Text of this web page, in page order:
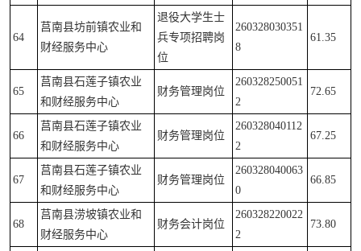
64
莒南县坊前镇农业和
财经服务中心
退役大学生士
兵专项招聘岗
位
260328030351
8
61.35
65
莒南县石莲子镇农业
和财经服务中心
财务管理岗位
260328250051
2
72.65
66
莒南县石莲子镇农业
和财经服务中心
财务管理岗位
260328040112
2
67.25
67
莒南县石莲子镇农业
和财经服务中心
财务管理岗位
260328040063
0
66.85
68
莒南县涝坡镇农业和
财经服务中心
财务会计岗位
260328220022
2
73.80